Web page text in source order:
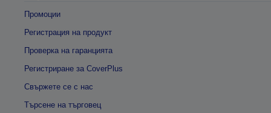
Промоции
Регистрация на продукт
Проверка на гаранцията
Регистриране за CoverPlus
Свържете се с нас
Търсене на търговец